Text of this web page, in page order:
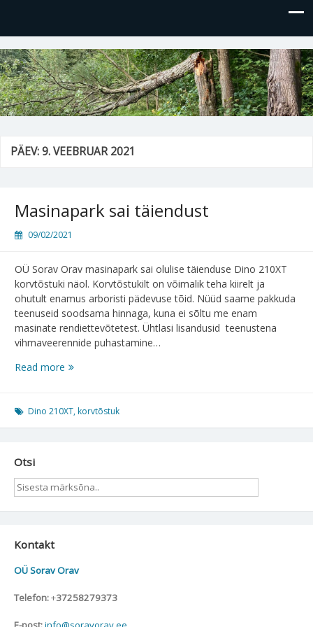
OÜ Sorav Orav
Kvalifitseeritud arborist teeb ohtlike puude raiet, puude
hoolduslõikust, viljapuude lõikust jm arboristi pädevuse
töid
PÄEV:9. VEEBRUAR 2021
Masinapark sai täiendust
09/02/2021
OÜ Sorav Orav masinapark sai olulise täienduse Dino 210XT
korvtõstuki näol. Korvtõstukilt on võimalik teha kiirelt ja
ohutult enamus arboristi pädevuse tõid. Nüüd saame pakkuda
teenuseid soodsama hinnaga, kuna ei sõltu me enam
masinate rendiettevõtetest. Ühtlasi lisandusid teenustena
vihmaveerennide puhastamine…
Read more Masinapark
Dino 210XT, korvtõstuk
Otsi
Kontakt
OÜ Sorav Orav
Telefon:+37258279373